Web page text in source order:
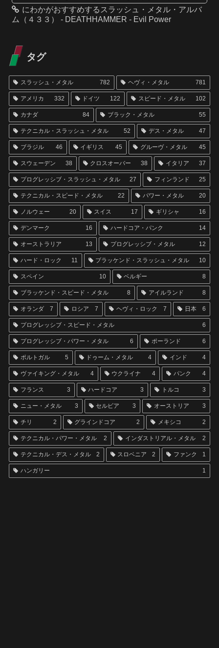
にわかがおすすめするスラッシュ・メタル・アルバ
ム（４３３） - DEATHHAMMER - Evil Power
タグ
スラッシュ・メタル 782 ヘヴィ・メタル 781
アメリカ 332 ドイツ 122 スピード・メタル 102
カナダ 84 ブラック・メタル 55
テクニカル・スラッシュ・メタル 52 デス・メタル 47
ブラジル 46 イギリス 45 グルーヴ・メタル 45
スウェーデン 38 クロスオーバー 38 イタリア 37
プログレッシブ・スラッシュ・メタル 27 フィンランド 25
テクニカル・スピード・メタル 22 パワー・メタル 20
ノルウェー 20 スイス 17 ギリシャ 16
デンマーク 16 ハードコア・パンク 14
オーストラリア 13 プログレッシブ・メタル 12
ハード・ロック 11 ブラッケンド・スラッシュ・メタル 10
スペイン 10 ベルギー 8
ブラッケンド・スピード・メタル 8 アイルランド 8
オランダ 7 ロシア 7 ヘヴィ・ロック 7 日本 6
プログレッシブ・スピード・メタル 6
プログレッシブ・パワー・メタル 6 ポーランド 6
ポルトガル 5 ドゥーム・メタル 4 インド 4
ヴァイキング・メタル 4 ウクライナ 4 パンク 4
フランス 3 ハードコア 3 トルコ 3
ニュー・メタル 3 セルビア 3 オーストリア 3
チリ 2 グラインドコア 2 メキシコ 2
テクニカル・パワー・メタル 2 インダストリアル・メタル 2
テクニカル・デス・メタル 2 スロベニア 2 ファンク 1
ハンガリー 1